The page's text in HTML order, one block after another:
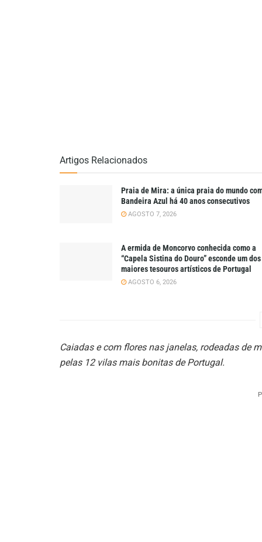
Artigos Relacionados
Praia de Mira: a única praia do mundo
Bandeira Azul há 40 anos consecutivos
AGOSTO 7, 2026
A ermida de Moncorvo conhecida como a
“Capela Sistina do Douro” esconde um dos
maiores tesouros artísticos de Portugal
AGOSTO 6, 2026
Caiadas e com flores nas janelas, rodeadas de
pelas 12 vilas mais bonitas de Portugal.